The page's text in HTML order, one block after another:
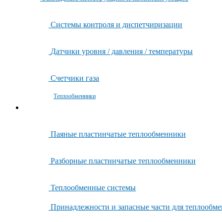
Системы контроля и диспетчиризации
Датчики уровня / давления / температуры
Счетчики газа
Теплообменники
Паяные пластинчатые теплообменники
Разборные пластинчатые теплообменники
Теплообменные системы
Принадлежности и запасные части для